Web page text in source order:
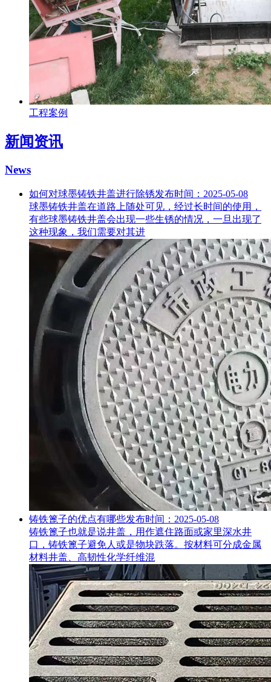
工程案例
新闻资讯
News
如何对球墨铸铁井盖进行除锈发布时间：2025-05-08
球墨铸铁井盖在道路上随处可见，经过长时间的使用，
有些球墨铸铁井盖会出现一些生锈的情况，一旦出现了
这种现象，我们需要对其进
铸铁篦子的优点有哪些发布时间：2025-05-08
铸铁篦子也就是说井盖，用作遮住路面或家里深水井
口，铸铁篦子避免人或是物块跌落。按材料可分成金属
材料井盖、高韧性化学纤维混